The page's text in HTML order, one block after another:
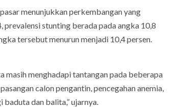
menunjukkan perkembangan yang
prevalensi stunting berada pada angka 10,8
tersebut menurun menjadi 10,4 persen.
masih menghadapi tantangan pada beberapa
calon pengantin, pencegahan anemia,
dan balita,” ujarnya.